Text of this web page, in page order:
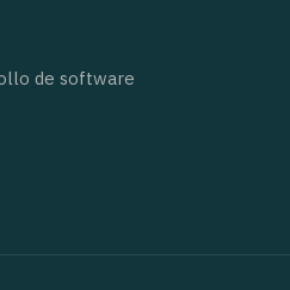
de software